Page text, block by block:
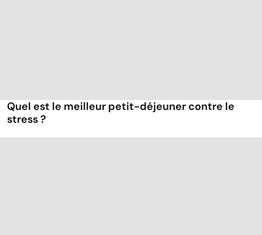
Quel est le meilleur petit-déjeuner contre le
stress ?